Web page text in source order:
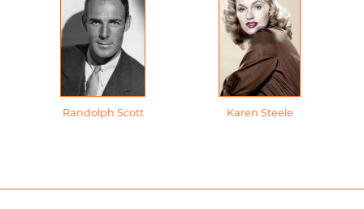
Randolph Scott Karen Steele